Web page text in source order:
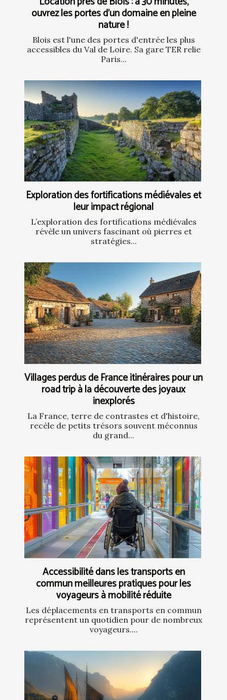
ouvrez les portes d’un domaine en pleine
nature !
Blois est l'une des portes d'entrée les plus
accessibles du Val de Loire. Sa gare TER relie
Paris...
Exploration des fortifications médiévales et
leur impact régional
L’exploration des fortifications médiévales
révèle un univers fascinant où pierres et
stratégies...
Villages perdus de France itinéraires pour un
road trip à la découverte des joyaux
inexplorés
La France, terre de contrastes et d'histoire,
recèle de petits trésors souvent méconnus
du grand...
Accessibilité dans les transports en
commun meilleures pratiques pour les
voyageurs à mobilité réduite
Les déplacements en transports en commun
représentent un quotidien pour de nombreux
voyageurs....